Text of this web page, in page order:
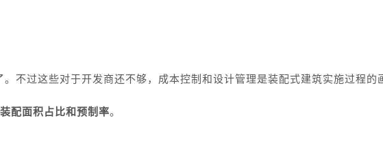
不过这些对于开发商还不够，成本控制和设计管理是装配式建筑实施过程的
装配面积占比和预制率。